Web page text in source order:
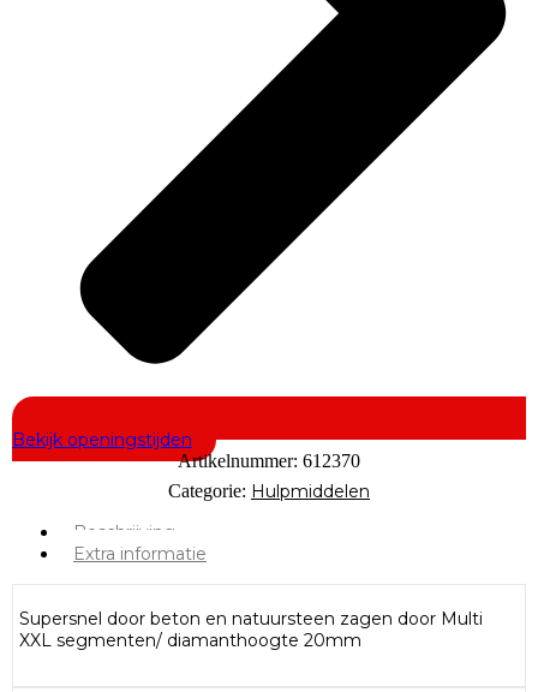
Bekijk openingstijden
Artikelnummer: 612370
Categorie: Hulpmiddelen
Beschrijving
Extra informatie
Supersnel door beton en natuursteen zagen door Multi
XXL segmenten/ diamanthoogte 20mm